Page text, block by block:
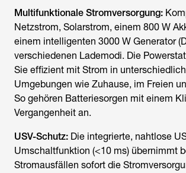
Multifunktionale Stromversorgung:
Netzstrom, Solarstrom, einem 800 W
einem intelligenten 3000 W Generator
verschiedenen Lademodi. Die
Sie effizient mit Strom in
Umgebungen wie Zuhause, im Freien
So gehören Batteriesorgen mit einem
Vergangenheit an.
USV-Schutz: Die integrierte, nahtlose
Umschaltfunktion (<10 ms) übernimmt
Stromausfällen sofort die